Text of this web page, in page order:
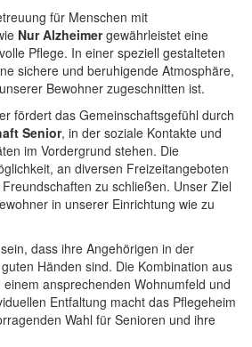
für Menschen mit
Nur Alzheimergewährleistet eine
Pflege. In einer speziell gestalteten
sichere und beruhigende Atmosphäre,
Bewohner zugeschnitten ist.
fördert das Gemeinschaftsgefühl durch
Senior, in der soziale Kontakte und
im Vordergrund stehen. Die
an diversen Freizeitangeboten
zu schließen. Unser Ziel
in unserer Einrichtung wie zu
dass ihre Angehörigen in der
Händen sind. Die Kombination aus
ansprechenden Wohnumfeld und
Entfaltung macht das Pflegeheim
Wahl für Senioren und ihre